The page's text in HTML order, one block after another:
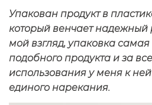
Упакован продукт в
который венчает надежный
мой взгляд, упаковка
подобного продукта и за
использования у меня к
единого нарекания.